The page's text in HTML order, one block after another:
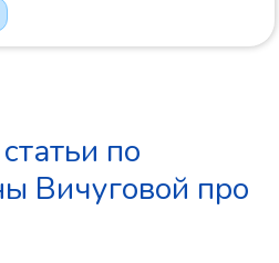
+7 499
350 7710
по
Вичуговой про